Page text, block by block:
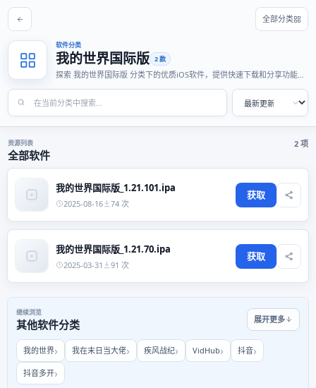
全部分类
软件分类
我的世界国际版 2 款
探索 我的世界国际版 分类下的优质iOS软件，提供快速下载和分享功能，
资源列表
全部软件
2 项
我的世界国际版_1.21.101.ipa
2025-08-16 74 次
获取
我的世界国际版_1.21.70.ipa
2025-03-31 91 次
获取
继续浏览
其他软件分类 展开更多
我的世界 我在末日当大佬 疾风战纪 VidHub 抖音
抖音多开